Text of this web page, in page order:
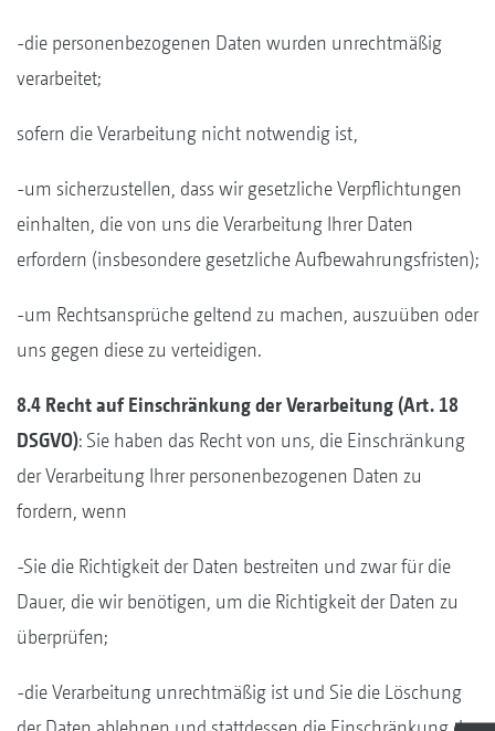
-die personenbezogenen Daten wurden unrechtmäßig
verarbeitet;
sofern die Verarbeitung nicht notwendig ist,
-um sicherzustellen, dass wir gesetzliche Verpflichtungen
einhalten, die von uns die Verarbeitung Ihrer Daten
erfordern (insbesondere gesetzliche Aufbewahrungsfristen);
-um Rechtsansprüche geltend zu machen, auszuüben oder
uns gegen diese zu verteidigen.
8.4 Recht auf Einschränkung der Verarbeitung (Art. 18
DSGVO): Sie haben das Recht von uns, die Einschränkung
der Verarbeitung Ihrer personenbezogenen Daten zu
fordern, wenn
-Sie die Richtigkeit der Daten bestreiten und zwar für die
Dauer, die wir benötigen, um die Richtigkeit der Daten zu
überprüfen;
-die Verarbeitung unrechtmäßig ist und Sie die Löschung